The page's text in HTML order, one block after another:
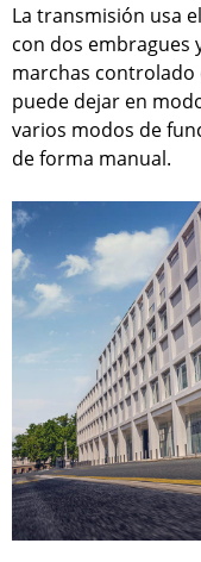
La transmisión usa
con dos embragues
marchas
puede dejar en
varios modos de
de forma manual.